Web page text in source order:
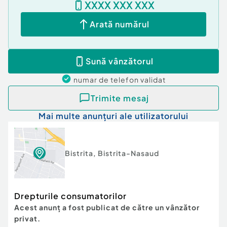
XXXX XXX XXX
Arată numărul
Sună vânzătorul
numar de telefon validat
Trimite mesaj
Mai multe anunțuri ale utilizatorului
Bistrita, Bistrita-Nasaud
Drepturile consumatorilor
Acest anunț a fost publicat de către un vânzător
privat.